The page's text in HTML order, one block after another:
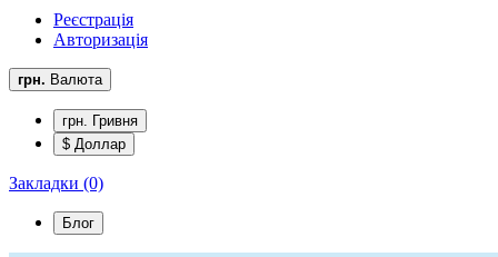
Реєстрація
Авторизація
грн. Валюта
грн. Гривня
$ Доллар
Закладки (0)
Блог